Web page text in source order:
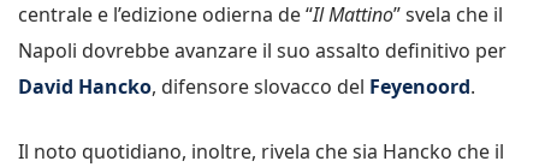
centrale e l’edizione odierna de “Il Mattino” svela che il
Napoli dovrebbe avanzare il suo assalto definitivo per
David Hancko, difensore slovacco del Feyenoord.
Il noto quotidiano, inoltre, rivela che sia Hancko che il